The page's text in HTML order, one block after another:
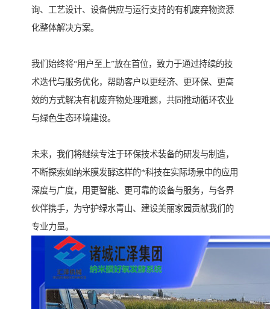
询、工艺设计、设备供应与运行支持的有机废弃物资源
化整体解决方案。
我们始终将“用户至上”放在首位，致力于通过持续的技
术迭代与服务优化，帮助客户以更经济、更环保、更高
效的方式解决有机废弃物处理难题，共同推动循环农业
与绿色生态环境建设。
未来，我们将继续专注于环保技术装备的研发与制造，
不断探索如纳米膜发酵这样的*科技在实际场景中的应用
深度与广度，用更智能、更可靠的设备与服务，与各界
伙伴携手，为守护绿水青山、建设美丽家园贡献我们的
专业力量。